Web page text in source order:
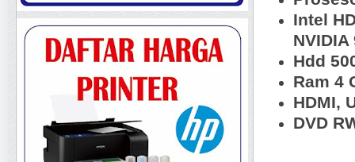
Intel
NVIDIA
Hdd
Ram 4
HDMI,
DVD